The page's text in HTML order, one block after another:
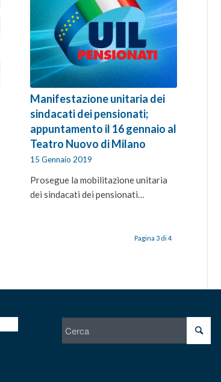
Manifestazione unitaria dei
sindacati dei pensionati;
appuntamento il 16 gennaio al
Teatro Nuovo di Milano
15 Gennaio 2019
Prosegue la mobilitazione unitaria
dei sindacati dei pensionati…
Pagina 3 di 4